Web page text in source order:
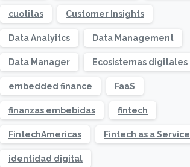
cuotitas Customer Insights
Data Analyitcs Data Management
Data Manager Ecosistemas digitales
embedded finance FaaS
finanzas embebidas fintech
FintechAmericas Fintech as a Service
identidad digital